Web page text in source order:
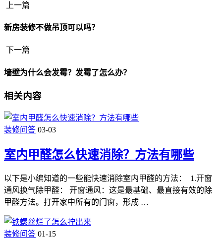
上一篇
新房装修不做吊顶可以吗？
下一篇
墙壁为什么会发霉？发霉了怎么办？
相关内容
装修问答 03-03
室内甲醛怎么快速消除？方法有哪些
以下是小编知道的一些能快速消除室内甲醛的方法： 1.开窗
通风换气除甲醛： 开窗通风：这是最基础、最直接有效的除
甲醛方法。打开家中所有的门窗，形成 …
装修问答 01-15